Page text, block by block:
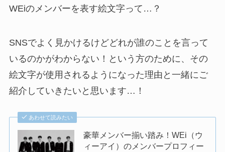
WEiのメンバーを表す絵文字って…？
SNSでよく見かけるけどどれが誰のことを言って
いるのかがわからない！という方のために、 その
絵文字が使用されるようになった理由と一緒にご
紹介 していきたいと思います…！
あわせて読みたい
豪華メンバー揃い踏み！WEi（ウ
ィーアイ）のメンバープロフィー